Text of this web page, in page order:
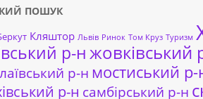
ПОШУК
Кляштор Львів Ринок Том Круз Туризм
р-нжовківський
р-н мостиський р-
р-н самбірський р-н